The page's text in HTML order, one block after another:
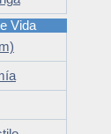
Vida